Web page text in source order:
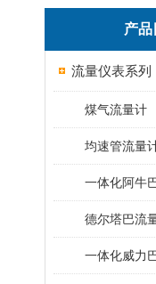
产品
流量仪表系列
煤气流量计
均速管流量
一体化阿牛
德尔塔巴流
一体化威力